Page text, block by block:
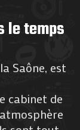
le temps
Saône, est
cabinet de